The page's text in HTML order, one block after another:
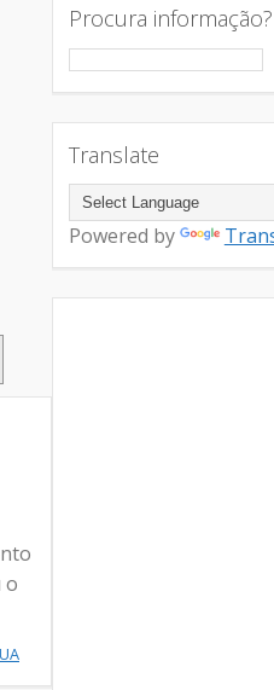
o
Procura informação?
Translate
Powered by